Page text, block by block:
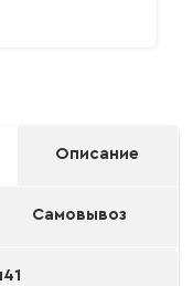
Описание
Самовывоз